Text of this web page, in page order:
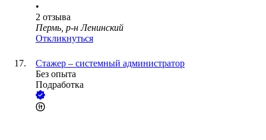
•
2 отзыва
Пермь, р-н Ленинский
Откликнуться
Стажер – системный администратор
Без опыта
Подработка